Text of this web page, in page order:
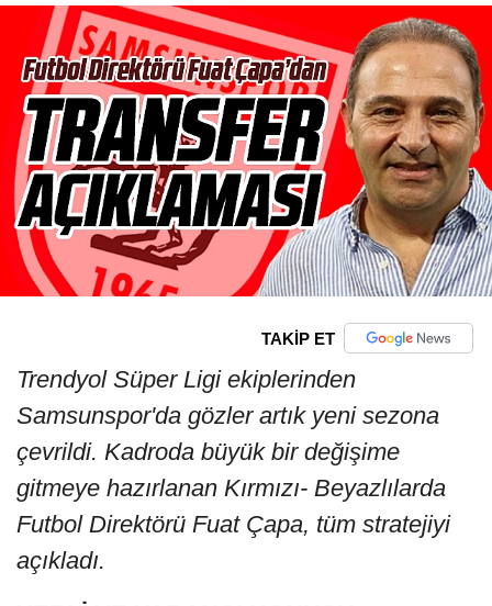
TAKİP ET
Trendyol Süper Ligi ekiplerinden
Samsunspor'da gözler artık yeni sezona
çevrildi. Kadroda büyük bir değişime
gitmeye hazırlanan Kırmızı- Beyazlılarda
Futbol Direktörü Fuat Çapa, tüm stratejiyi
açıkladı.